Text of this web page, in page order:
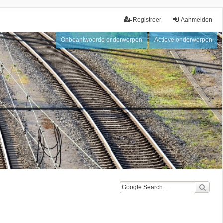
Aanmelden
Registreer
Onbeantwoorde onderwerpen Actieve onderwerpen